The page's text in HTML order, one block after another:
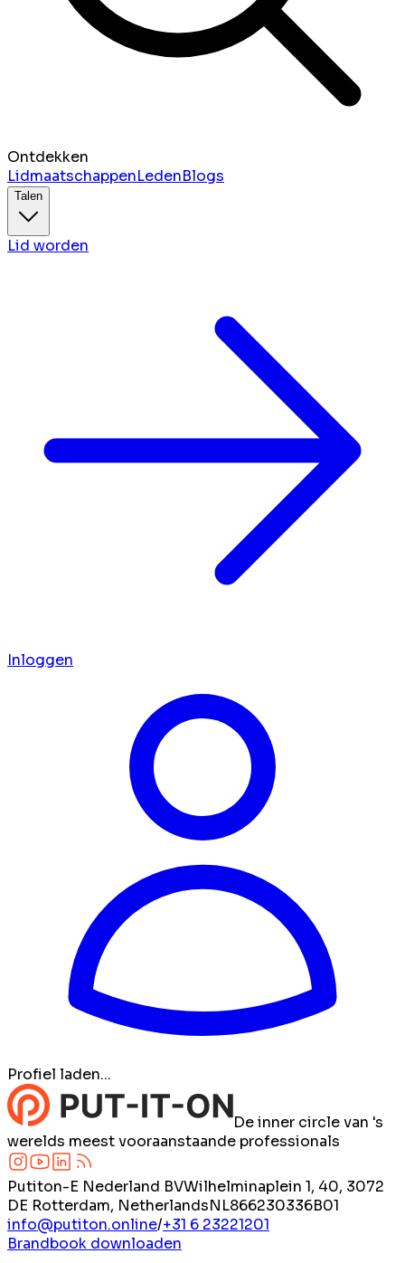
Ontdekken
LidmaatschappenLedenBlogs
Talen
Lid worden
Inloggen
Profiel laden...
De inner circle van 's
werelds meest vooraanstaande professionals
Putiton-E Nederland BVWilhelminaplein 1, 40, 3072
DE Rotterdam, NetherlandsNL866230336B01
info@putiton.online/+31 6 23221201
Brandbook downloaden